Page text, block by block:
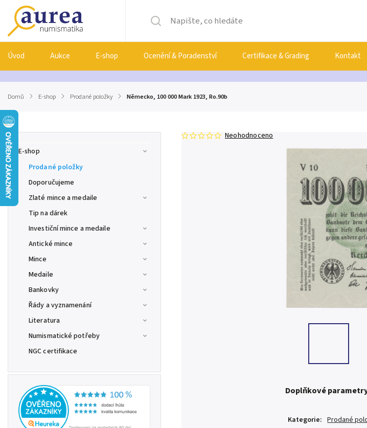
Úvod Aukce E-shop Ocenění & Poradenství Certifikace & Grading Kontakt
Domů / E-shop / Prodané položky / Německo, 100 000 Mark 1923, Ro.90b
E-shop
Prodané položky
Doporučujeme
Zlaté mince a medaile
Tip na dárek
Investiční mince a medaile
Antické mince
Mince
Medaile
Bankovky
Řády a vyznamenání
Literatura
Numismatické potřeby
NGC certifikace
Neohodnoceno
Doplňkové
Kategorie: Prodané